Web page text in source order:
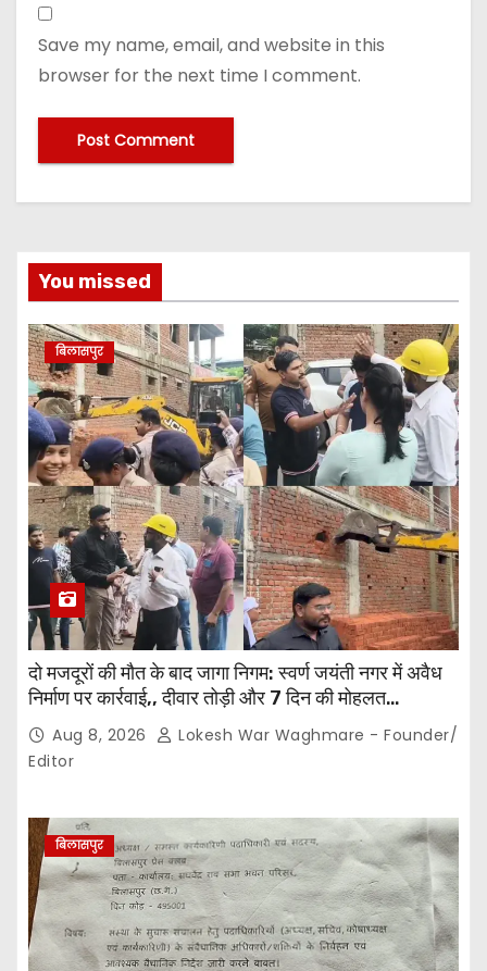
Save my name, email, and website in this
browser for the next time I comment.
You missed
बिलासपुर
दो मजदूरों की मौत के बाद जागा निगम: स्वर्ण जयंती नगर में अवैध
निर्माण पर कार्रवाई,, दीवार तोड़ी और 7 दिन की मोहलत…
Aug 8, 2026
Lokesh War Waghmare - Founder/
Editor
बिलासपुर